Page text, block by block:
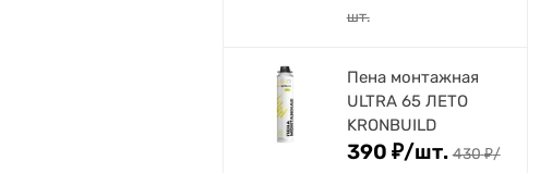
шт.
Пена монтажная
ULTRA 65 ЛЕТО
KRONBUILD
390 ₽/шт. 430₽/